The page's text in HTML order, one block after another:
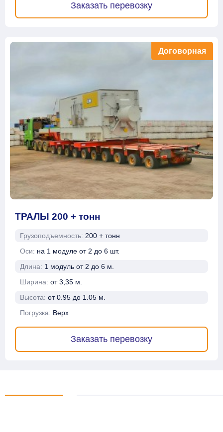
Заказать перевозку
ТРАЛЫ 200 + тонн
Грузоподъемность: 200 + тонн
Оси: на 1 модуле от 2 до 6 шт.
Длина: 1 модуль от 2 до 6 м.
Ширина: от 3,35 м.
Высота: от 0.95 до 1.05 м.
Погрузка: Верх
Договорная
Заказать перевозку